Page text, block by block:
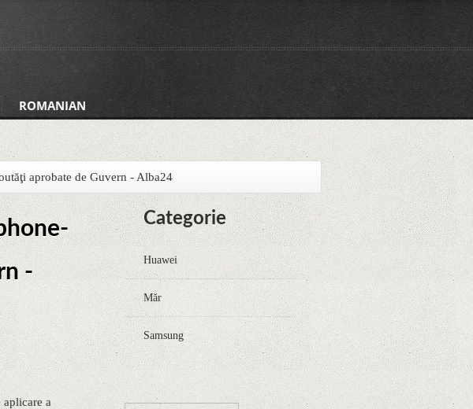
ROMANIAN
aprobate de Guvern - Alba24
-
a
Categorie
Huawei
Măr
Samsung